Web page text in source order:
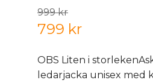
999 kr
799 kr
OBS Liten i
ledarjacka unisex med